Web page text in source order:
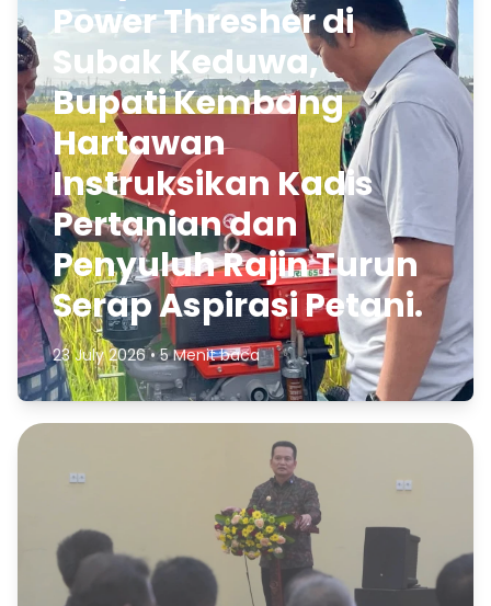
Power Thresher di
Subak Keduwa,
Bupati Kembang
Hartawan
Instruksikan Kadis
Pertanian dan
Penyuluh Rajin Turun
Serap Aspirasi Petani.
23 July 2026 • 5 Menit baca